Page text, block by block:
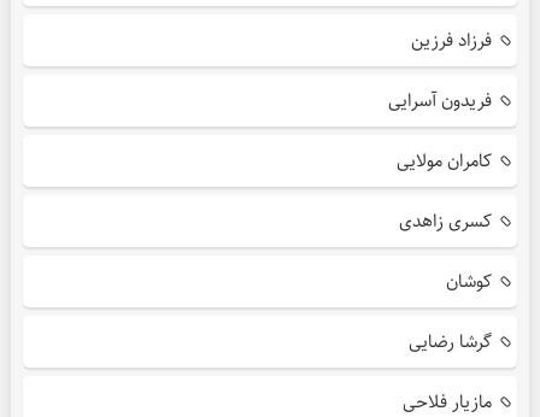
فرزاد فرزین
فریدون آسرایی
کامران مولایی
کسری زاهدی
کوشان
گرشا رضایی
مازیار فلاحی